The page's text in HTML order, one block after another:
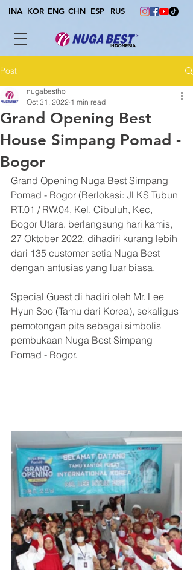
INA KOR ENG CHN ESP RUS
Post
Grand Opening Best
House Simpang Pomad -
Bogor
nugabestho
Oct 31, 2022 1 min read
Grand Opening Nuga Best Simpang
Pomad - Bogor (Berlokasi: Jl KS Tubun
RT.01 / RW.04, Kel. Cibuluh, Kec,
Bogor Utara. berlangsung hari kamis,
27 Oktober 2022, dihadiri kurang lebih
dari 135 customer setia Nuga Best
dengan antusias yang luar biasa.
Special Guest di hadiri oleh Mr. Lee
Hyun Soo (Tamu dari Korea), sekaligus
pemotongan pita sebagai simbolis
pembukaan Nuga Best Simpang
Pomad - Bogor.